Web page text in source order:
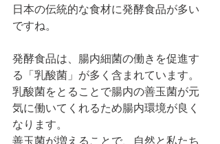
日本の伝統的な食材に発酵食品が多い
ですね。
発酵食品は、腸内細菌の働きを促進す
る「乳酸菌」が多く含まれています。
乳酸菌をとることで腸内の善玉菌が元
気に働いてくれるため腸内環境が良く
なります。
善玉菌が増えることで、自然と私たち